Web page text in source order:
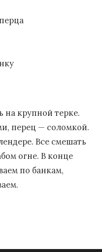
на крупной терке.
перец — соломкой.
Все смешать
огне. В конце
по банкам,